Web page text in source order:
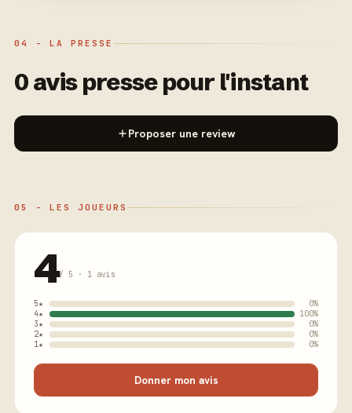
04 - LA PRESSE
0 avis presse pour l'instant
Proposer une review
05 - LES JOUEURS
4/ 5 · 1 avis
5★
0%
4★
100%
3★
0%
2★
0%
1★
0%
Donner mon avis